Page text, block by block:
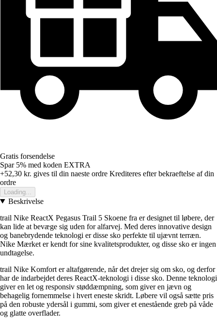
Gratis forsendelse
Spar 5% med koden EXTRA
+52,30 kr. gives til din naeste ordre Krediteres efter bekraeftelse af din
ordre
Loading...
Beskrivelse
trail Nike ReactX Pegasus Trail 5 Skoene fra er designet til løbere, der
kan lide at bevæge sig uden for alfarvej. Med deres innovative design
og banebrydende teknologi er disse sko perfekte til ujævnt terræn.
Nike Mærket er kendt for sine kvalitetsprodukter, og disse sko er ingen
undtagelse.
trail Nike Komfort er altafgørende, når det drejer sig om sko, og derfor
har de indarbejdet deres ReactX-teknologi i disse sko. Denne teknologi
giver en let og responsiv støddæmpning, som giver en jævn og
behagelig fornemmelse i hvert eneste skridt. Løbere vil også sætte pris
på den robuste ydersål i gummi, som giver et enestående greb på våde
og glatte overflader.